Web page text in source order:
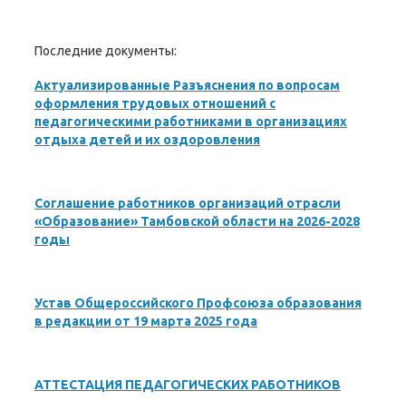
Последние документы:
Актуализированные Разъяснения по вопросам
оформления трудовых отношений с
педагогическими работниками в организациях
отдыха детей и их оздоровления
Соглашение работников организаций отрасли
«Образование» Тамбовской области на 2026-2028
годы
Устав Общероссийского Профсоюза образования
в редакции от 19 марта 2025 года
АТТЕСТАЦИЯ ПЕДАГОГИЧЕСКИХ РАБОТНИКОВ